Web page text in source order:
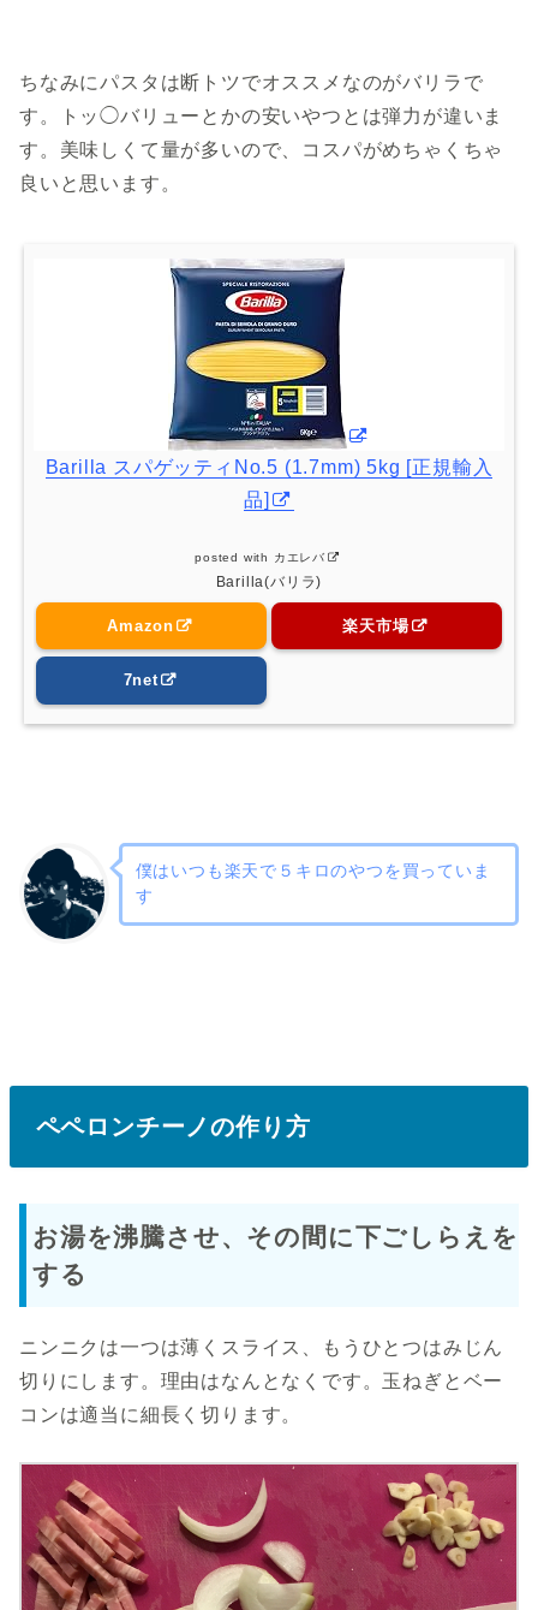
ちなみにパスタは断トツでオススメなのがバリラで
す。トッ◯バリューとかの安いやつとは弾力が違いま
す。美味しくて量が多いので、コスパがめちゃくちゃ
良いと思います。
Barilla スパゲッティNo.5 (1.7mm) 5kg [正規輸入
品]
posted with カエレバ
Barilla(バリラ)
Amazon 楽天市場
7net
僕はいつも楽天で５キロのやつを買っていま
す
ペペロンチーノの作り方
お湯を沸騰させ、その間に下ごしらえを
する
ニンニクは一つは薄くスライス、もうひとつはみじん
切りにします。理由はなんとなくです。玉ねぎとベー
コンは適当に細長く切ります。